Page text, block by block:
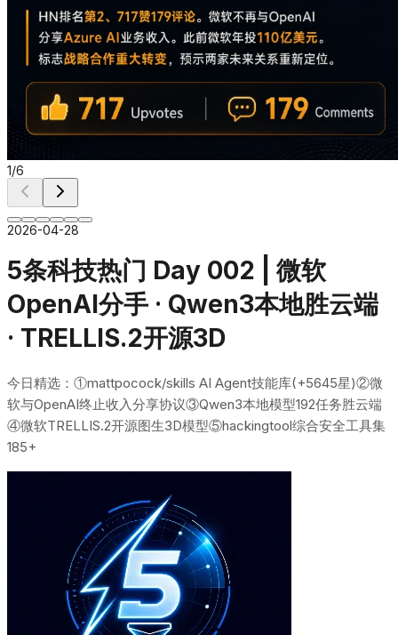
1/6
2026-04-28
5条科技热门 Day 002 | 微软
OpenAI分手 · Qwen3本地胜云端
· TRELLIS.2开源3D
今日精选：①mattpocock/skills AI Agent技能库(+5645星)②微
软与OpenAI终止收入分享协议③Qwen3本地模型192任务胜云端
④微软TRELLIS.2开源图生3D模型⑤hackingtool综合安全工具集
185+